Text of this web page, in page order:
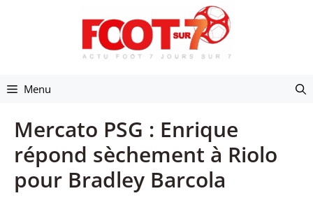
Menu
Mercato PSG : Enrique
répond sèchement à Riolo
pour Bradley Barcola